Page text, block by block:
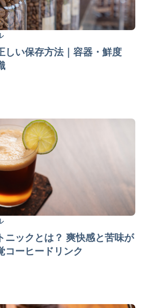
しい保存方法｜容器・鮮度
ニックとは？ 爽快感と苦味が
コーヒードリンク